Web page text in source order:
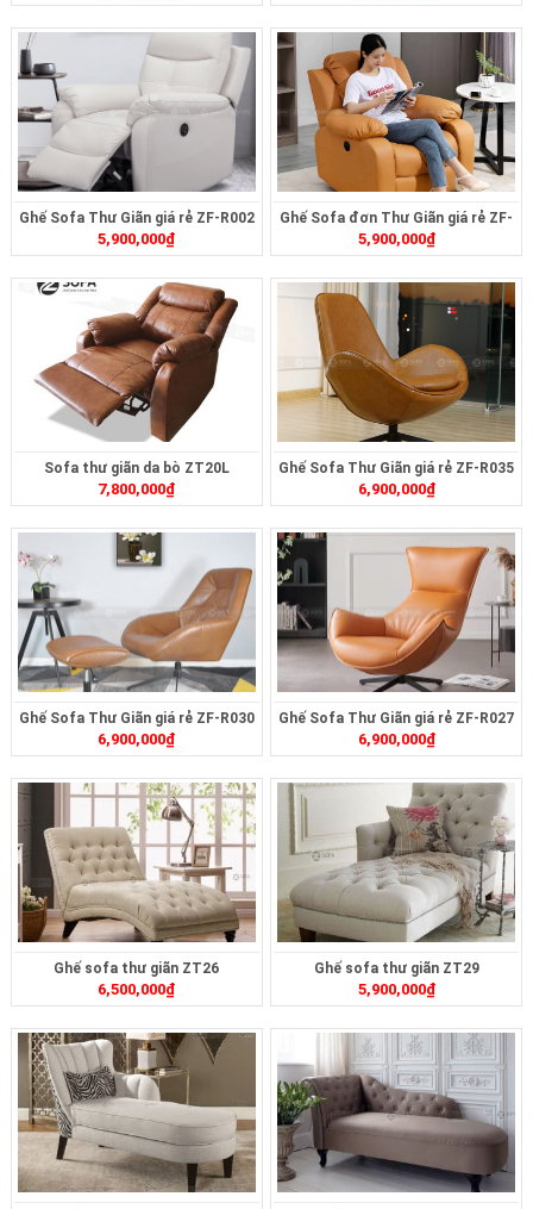
Ghế Sofa Thư Giãn giá rẻ ZF-R002
5,900,000₫
Ghế Sofa đơn Thư Giãn giá rẻ ZF-
R001
5,900,000₫
Sofa thư giãn da bò ZT20L
7,800,000₫
Ghế Sofa Thư Giãn giá rẻ ZF-R035
6,900,000₫
Ghế Sofa Thư Giãn giá rẻ ZF-R030
6,900,000₫
Ghế Sofa Thư Giãn giá rẻ ZF-R027
6,900,000₫
Ghế sofa thư giãn ZT26
6,500,000₫
Ghế sofa thư giãn ZT29
5,900,000₫